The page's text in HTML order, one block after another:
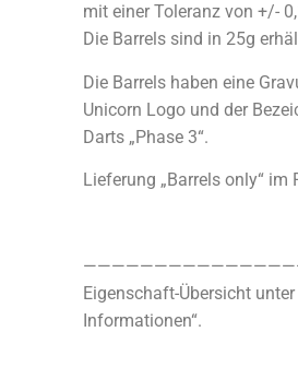
mit einer Toleranz von +/-
Die Barrels sind in 25g
Die Barrels haben eine
Unicorn Logo und der
Darts „Phase 3“.
Lieferung „Barrels only“ im
Eigenschaft-Übersicht
Informationen“.